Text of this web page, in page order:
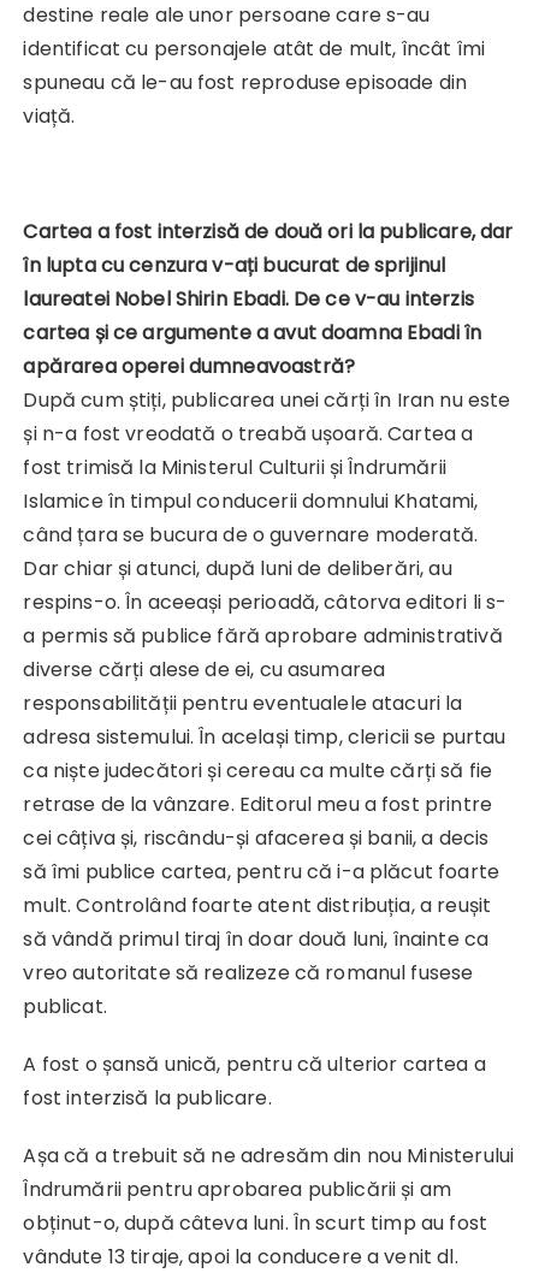
destine reale ale unor persoane care s-au
identificat cu personajele atât de mult, încât îmi
spuneau că le-au fost reproduse episoade din
viață.
Cartea a fost interzisă de două ori la publicare, dar
în lupta cu cenzura v-ați bucurat de sprijinul
laureatei Nobel Shirin Ebadi. De ce v-au interzis
cartea și ce argumente a avut doamna Ebadi în
apărarea operei dumneavoastră?
După cum știți, publicarea unei cărți în Iran nu este
și n-a fost vreodată o treabă ușoară. Cartea a
fost trimisă la Ministerul Culturii și Îndrumării
Islamice în timpul conducerii domnului Khatami,
când țara se bucura de o guvernare moderată.
Dar chiar și atunci, după luni de deliberări, au
respins-o. În aceeași perioadă, câtorva editori li s-
a permis să publice fără aprobare administrativă
diverse cărți alese de ei, cu asumarea
responsabilității pentru eventualele atacuri la
adresa sistemului. În același timp, clericii se purtau
ca niște judecători și cereau ca multe cărți să fie
retrase de la vânzare. Editorul meu a fost printre
cei câțiva și, riscându-și afacerea și banii, a decis
să îmi publice cartea, pentru că i-a plăcut foarte
mult. Controlând foarte atent distribuția, a reușit
să vândă primul tiraj în doar două luni, înainte ca
vreo autoritate să realizeze că romanul fusese
publicat.
A fost o șansă unică, pentru că ulterior cartea a
fost interzisă la publicare.
Așa că a trebuit să ne adresăm din nou Ministerului
Îndrumării pentru aprobarea publicării și am
obținut-o, după câteva luni. În scurt timp au fost
vândute 13 tiraje, apoi la conducere a venit dl.